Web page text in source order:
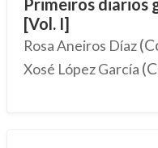
Primeiros diarios
[Vol. I]
Rosa Aneiros Díaz
Xosé López García